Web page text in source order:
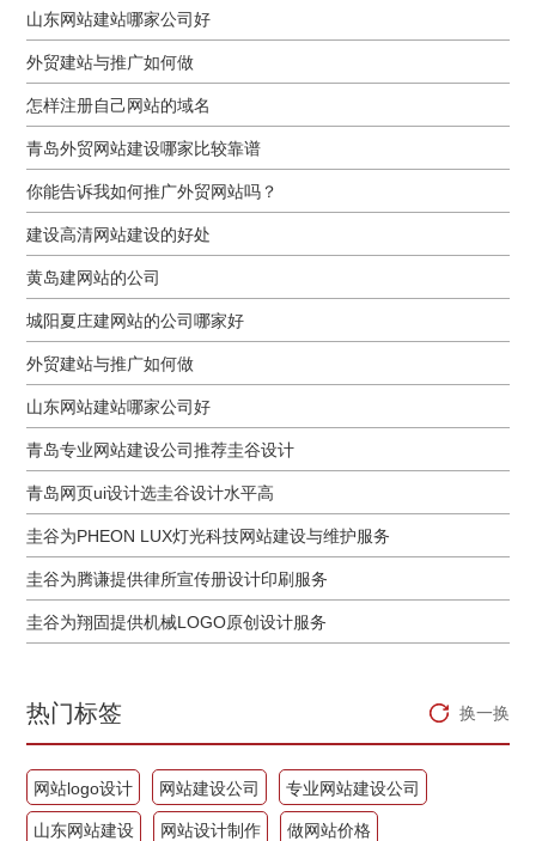
山东网站建站哪家公司好
外贸建站与推广如何做
怎样注册自己网站的域名
青岛外贸网站建设哪家比较靠谱
你能告诉我如何推广外贸网站吗？
建设高清网站建设的好处
黄岛建网站的公司
城阳夏庄建网站的公司哪家好
外贸建站与推广如何做
山东网站建站哪家公司好
青岛专业网站建设公司推荐圭谷设计
青岛网页ui设计选圭谷设计水平高
圭谷为PHEON LUX灯光科技网站建设与维护服务
圭谷为腾谦提供律所宣传册设计印刷服务
圭谷为翔固提供机械LOGO原创设计服务
热门标签 换一换
网站logo设计 网站建设公司 专业网站建设公司
山东网站建设 网站设计制作 做网站价格